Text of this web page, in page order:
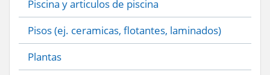
Piscina y articulos de piscina
Pisos (ej. ceramicas, flotantes, laminados)
Plantas